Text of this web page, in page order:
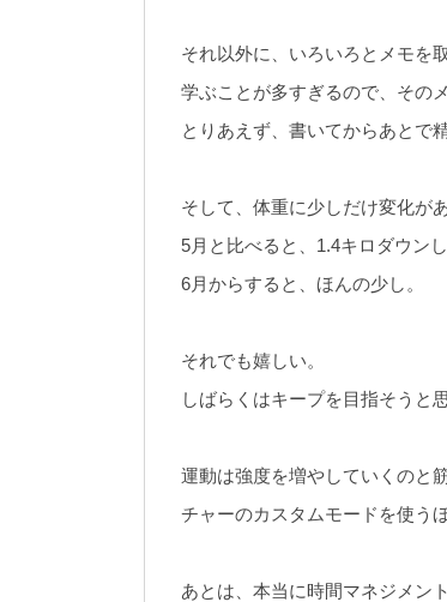
それ以外に、いろいろとメモを
学ぶことが多すぎるので、そのメ
とりあえず、書いてからあとで
そして、体重に少しだけ変化が
5月と比べると、1.4キロダウンし
6月からすると、ほんの少し。
それでも嬉しい。
しばらくはキープを目指そうと
運動は強度を増やしていくのと
チャーのカスタムモードを使う
あとは、本当に時間マネジメン